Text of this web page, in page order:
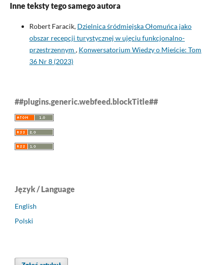
Inne teksty tego samego autora
Robert Faracik, Dzielnica śródmiejska Ołomuńca jako
obszar recepcji turystycznej w ujęciu funkcjonalno-
przestrzennym , Konwersatorium Wiedzy o Mieście: Tom
36 Nr 8 (2023)
##plugins.generic.webfeed.blockTitle##
Język / Language
English
Polski